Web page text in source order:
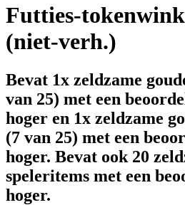
Futties-
(niet-verh.)
Bevat 1x zeldzame
van 25) met een
hoger en 1x zeldzame
(7 van 25) met een
hoger. Bevat ook 20
speleritems met een
hoger.